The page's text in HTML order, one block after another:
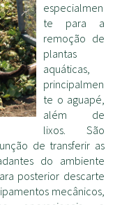
especialmen
te para a
remoção de
plantas
aquáticas,
principalmen
te o aguapé,
além de
lixos. São
de transferir as
do ambiente
posterior descarte
mecânicos,